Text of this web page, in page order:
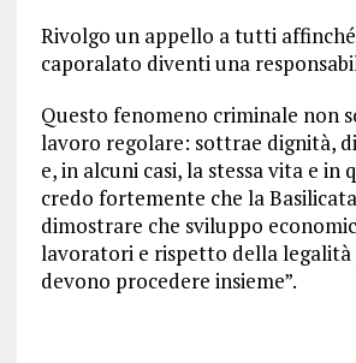
Rivolgo un appello a tutti
caporalato diventi una
Questo fenomeno criminale non
lavoro regolare: sottrae dignità,
e, in alcuni casi, la stessa vita e in
credo fortemente che la
dimostrare che sviluppo
lavoratori e rispetto della legalità
devono procedere insieme”.